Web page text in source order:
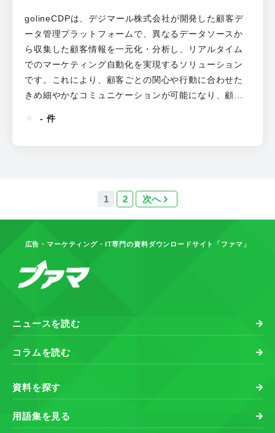
golineCDPは、デジマール株式会社が開発した顧客デ
ータ管理プラットフォームで、異なるデータソースか
ら収集した顧客情報を一元化・分析し、リアルタイム
でのマーケティング自動化を実現するソリューション
です。これにより、顧客ごとの関心や行動に合わせた
きめ細やかなコミュニケーションが可能になり、顧...
- 件
1 2 次へ
広告・マーケティング・IT専門の資料ダウンロードサイト「ファマ」
ニュースを読む
コラムを読む
資料を探す
用語集を見る